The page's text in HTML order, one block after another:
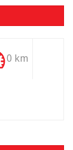
0 km